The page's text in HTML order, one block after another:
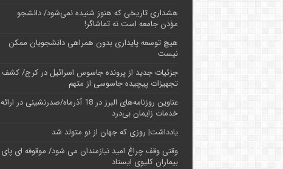
هشداری تاریخی که هنوز شنیده نمی‌شود/ دانشجو
مؤذن جامعه است نه تماشاگر!
هیچ توسعه پایداری بدون همراهی دانشجویان ممکن
نیست
جزئیات جدید از پرونده جاسوس اسرائیل در کرج/‌ کشف
تجهیزات پیچیده جاسوسی از متهم
عناوین روزنامه‌های البرز در ‌18 آذرماه/صدرنشینی در ارائه
خدمات زایمان بی‌درد
یادداشت| روزی که جهان از نو متولد شد
وقتی وقف چراغ امید نیازمندان می شود/ موقوفه ای پای
بیماران کلیوی ایستاد